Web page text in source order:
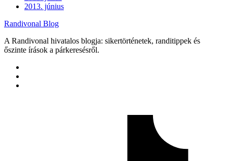
2013. június
Randivonal Blog
A Randivonal hivatalos blogja: sikertörténetek, randitippek és
őszinte írások a párkeresésről.